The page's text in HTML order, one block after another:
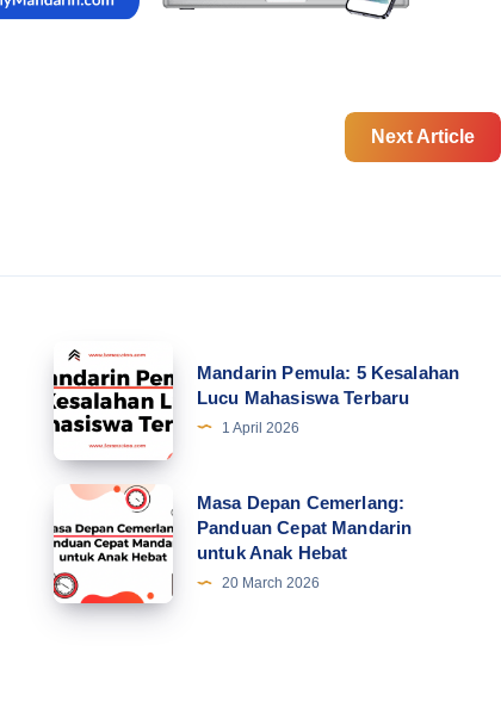
Next Article
Mandarin
Pemula:
5
Kesalahan
Lucu
Mahasiswa
Terbaru
Mandarin Pemula: 5 Kesalahan
Lucu Mahasiswa Terbaru
1 April 2026
Masa
Depan
Cemerlang:
Panduan
Masa Depan Cemerlang:
Panduan Cepat Mandarin
untuk Anak Hebat
20 March 2026